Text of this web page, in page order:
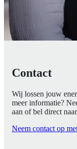
Contact
Wij lossen jouw
meer informatie?
aan of bel direct
Neem contact op